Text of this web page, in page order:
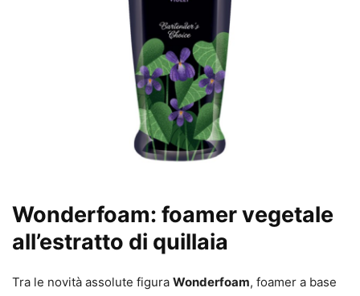
Wonderfoam: foamer vegetale
all’estratto di quillaia
Tra le novità assolute figura Wonderfoam, foamer a base